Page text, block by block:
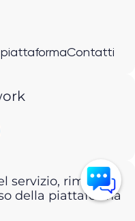
piattaformaContatti
servizio, rimborsi
della piattaforma